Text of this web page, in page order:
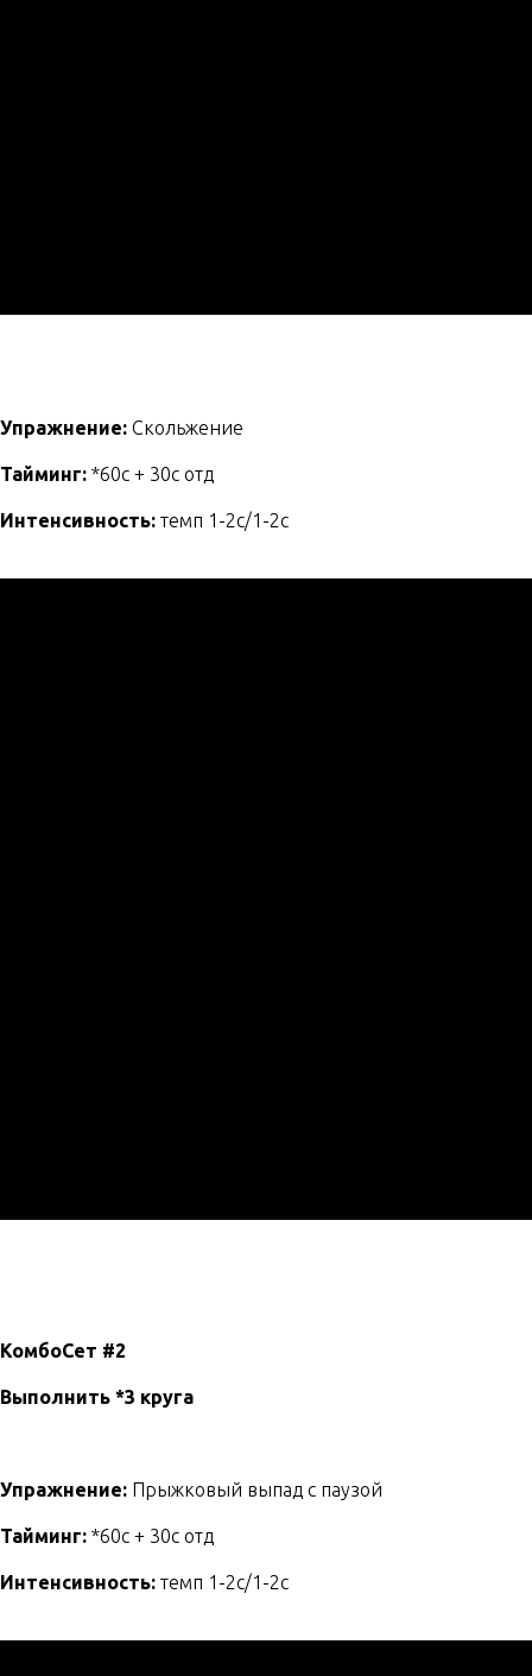
Упражнение: Cкольжение
Тайминг: *60c + 30с отд
Интенсивность: темп 1-2с/1-2с
КомбоСет #2
Выполнить *3 круга
Упражнение: Прыжковый выпад с паузой
Тайминг: *60с + 30с отд
Интенсивность: темп 1-2с/1-2с